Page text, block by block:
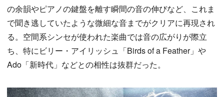
の余韻やピアノの鍵盤を離す瞬間の音の伸びなど、これま
で聞き逃していたような微細な音までがクリアに再現され
る。空間系シンセが使われた楽曲では音の広がりが際立
ち、特にビリー・アイリッシュ「Birds of a Feather」や
Ado「新時代」などとの相性は抜群だった。